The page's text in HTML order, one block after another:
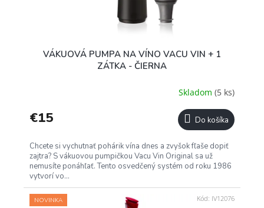
VÁKUOVÁ PUMPA NA VÍNO VACU VIN + 1
ZÁTKA - ČIERNA
Skladom (5 ks)
€15 Do košíka
Chcete si vychutnať pohárik vína dnes a zvyšok fľaše dopiť
zajtra? S vákuovou pumpičkou Vacu Vin Original sa už
nemusíte ponáhľať. Tento osvedčený systém od roku 1986
vytvorí vo...
NOVINKA Kód: IV12076